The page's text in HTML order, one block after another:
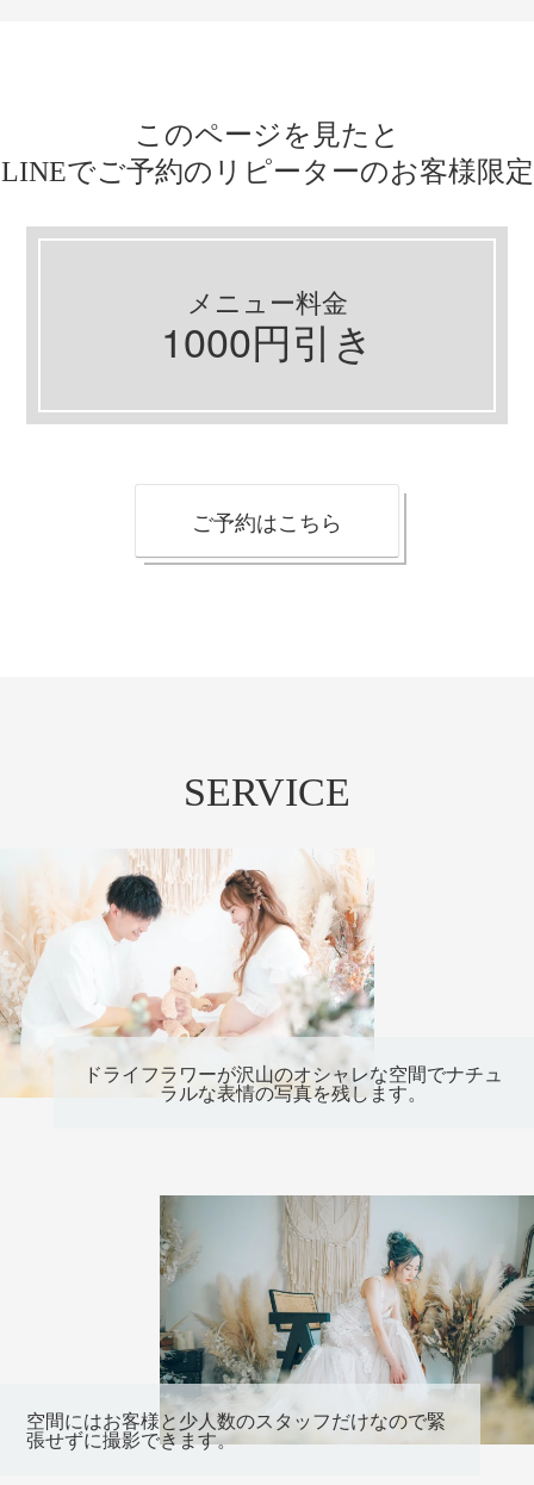
このページを見たと
LINEでご予約のリピーターのお客様限定
メニュー料金
1000円引き
ご予約はこちら
SERVICE
ドライフラワーが沢山のオシャレな空間でナチュ
ラルな表情の写真を残します。
空間にはお客様と少人数のスタッフだけなので緊
張せずに撮影できます。